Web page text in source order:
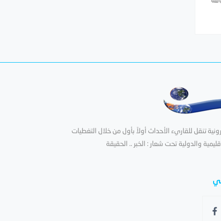
تنقل للقاريء الأحداث أولاً بأول من خلال التغطيات
والدولية تحت شعار : الخبر .. الحقيقة